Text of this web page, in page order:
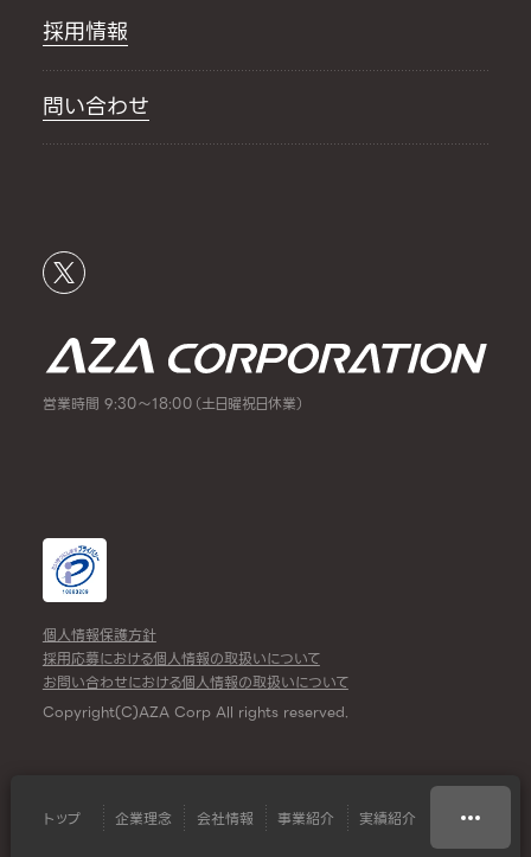
トップ 企業理念 会社情報 事業紹介 実績紹介
採用情報
問い合わせ
営業時間 9:30～18:00（土日曜祝日休業）
個人情報保護方針
採用応募における個人情報の取扱いについて
お問い合わせにおける個人情報の取扱いについて
Copyright(C)AZA Corp All rights reserved.